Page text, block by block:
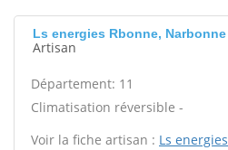
Ls energies Rbonne, Narbonne
Artisan
Département: 11
Climatisation réversible -
Voir la fiche artisan : Ls energies